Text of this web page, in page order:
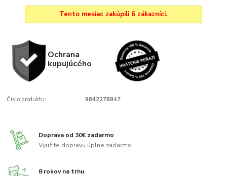
Tento mesiac zakúpili 6 zákazníci.
Ochrana
kupujúcého
Číslo produktu: 9842278847
Doprava od 30€ zadarmo
Využite dopravu úplne zadarmo
8 rokov na trhu